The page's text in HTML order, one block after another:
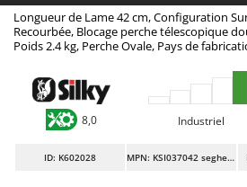
Aspirateurs - Balais
Aspirateurs à cendres
Aspirateurs à feuilles sur
Aspirateurs de piscine
Aspirateurs Multifonctions
Aima
Airmec
ALA 2000
Alce
Longueur de Lame 42 cm, Configuration
Recourbée, Blocage perche télescopique
Poids 2.4 kg, Perche Ovale, Pays de
8,0 Industriel
ID: K602028 MPN: KSI037042 seghetto